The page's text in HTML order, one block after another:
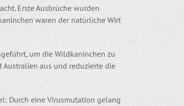
Erste Ausbrüche wurden
waren der natürliche Wirt
um die Wildkaninchen zu
Australien aus und reduzierte die
Durch eine Virusmutation gelang